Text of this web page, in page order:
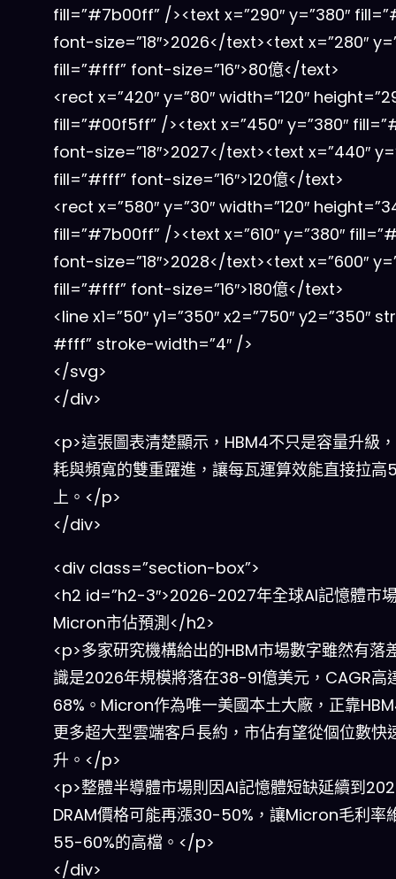
fill=”#7b00ff” /><text x=”290″ y=”380″
font-size=”18″>2026</text><text x=”280″
fill=”#fff” font-size=”16″>80億</text>
<rect x=”420″ y=”80″ width=”120″
fill=”#00f5ff” /><text x=”450″ y=”380″
font-size=”18″>2027</text><text x=”440″
fill=”#fff” font-size=”16″>120億</text>
<rect x=”580″ y=”30″ width=”120″
fill=”#7b00ff” /><text x=”610″ y=”380″
font-size=”18″>2028</text><text x=”600″
fill=”#fff” font-size=”16″>180億</text>
<line x1=”50″ y1=”350″ x2=”750″ y2=”350″
#fff” stroke-width=”4″ />
</svg>
</div>
<p>這張圖表清楚顯示，HBM4不只是容量升級
耗與頻寬的雙重躍進，讓每瓦運算效能直接拉高
上。</p>
</div>
<div class=”section-box”>
<h2 id=”h2-3″>2026-2027年全球AI記憶體市
Micron市佔預測</h2>
<p>多家研究機構給出的HBM市場數字雖然有落
識是2026年規模將落在38-91億美元，CAGR高
68%。Micron作為唯一美國本土大廠，正靠
更多超大型雲端客戶長約，市佔有望從個位數快
升。</p>
<p>整體半導體市場則因AI記憶體短缺延續到
DRAM價格可能再漲30-50%，讓Micron毛利率
55-60%的高檔。</p>
</div>